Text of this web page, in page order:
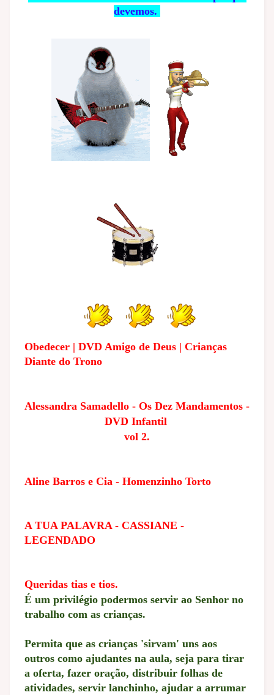
devemos.
Obedecer | DVD Amigo de Deus | Crianças
Diante do Trono
Alessandra Samadello - Os Dez Mandamentos -
DVD Infantil
vol 2.
Aline Barros e Cia - Homenzinho Torto
A TUA PALAVRA - CASSIANE -
LEGENDADO
Queridas tias e tios.
É um privilégio podermos servir ao Senhor no
trabalho com as crianças.
Permita que as crianças 'sirvam' uns aos
outros como ajudantes na aula, seja para tirar
a oferta, fazer oração, distribuir folhas de
atividades, servir lanchinho, ajudar a arrumar